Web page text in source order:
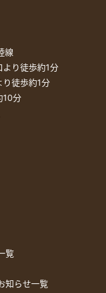
線
り徒歩約1分
り徒歩約1分
10分
覧
知らせ一覧